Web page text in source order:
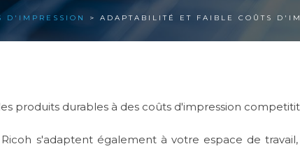
D'IMPRESSION > ADAPTABILITÉ ET FAIBLE COÛTS
produits durables à des coûts d'impression
s'adaptent également à votre espace de